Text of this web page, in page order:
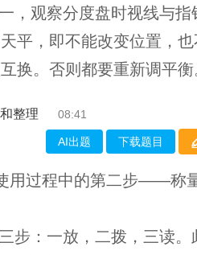
，观察分度盘时视线与指
平，即不能改变位置，
换。否则都要重新调平衡
整理 08:41
AI出题 下载题目
用过程中的第二步——称
步：一放，二拨，三读。